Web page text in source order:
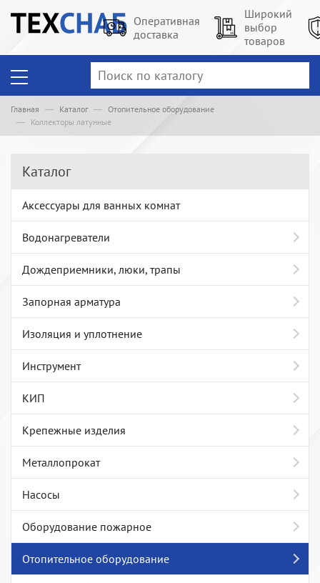
Оперативная
доставка
Широкий
выбор
товаров
Главная Каталог
Отопительное оборудование
Коллекторы латунные
Каталог
Аксессуары для ванных комнат
Водонагреватели
Дождеприемники, люки, трапы
Запорная арматура
Изоляция и уплотнение
Инструмент
КИП
Крепежные изделия
Металлопрокат
Насосы
Оборудование пожарное
Отопительное оборудование